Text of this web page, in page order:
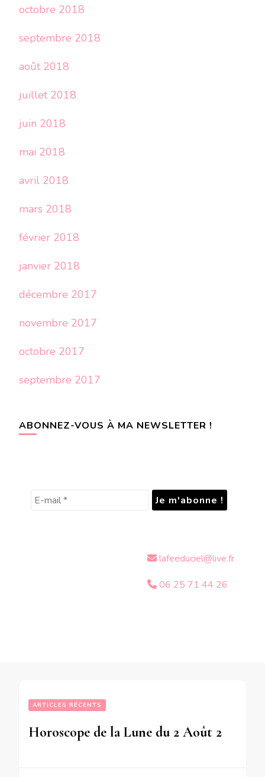
octobre 2018
septembre 2018
août 2018
juillet 2018
juin 2018
mai 2018
avril 2018
mars 2018
février 2018
janvier 2018
décembre 2017
novembre 2017
octobre 2017
septembre 2017
ABONNEZ-VOUS À MA NEWSLETTER !
lafeeduciel@live.fr
06 25 71 44 26
ARTICLES RÉCENTS